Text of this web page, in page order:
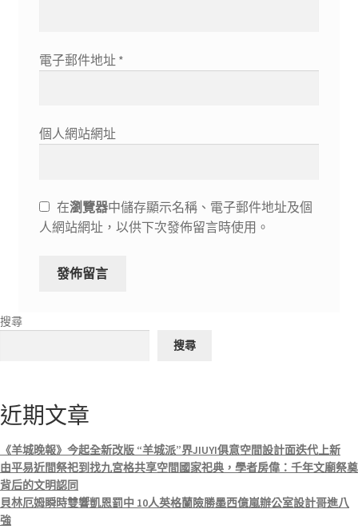
電子郵件地址 *
個人網站網址
在瀏覽器中儲存顯示名稱、電子郵件地址及個
人網站網址，以供下次發佈留言時使用。
搜尋
搜尋
近期文章
《羊城晚報》今起全新改版 “羊城派”界JIUYI俱意空間設計面迭代上新
由平易近間祭祀到找九宮格共享空間國家祀典，學者房偉：千年文廟祭奠
背后的文明認同
貝林厄姆瞬時雙響凱恩罰中 10人英格蘭險勝墨西億嵐辦公室設計哥進八
強